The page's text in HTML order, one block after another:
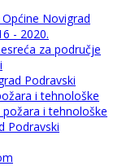
Novigrad
- 2020.
za područje
Podravski
i tehnološke
i tehnološke
Podravski